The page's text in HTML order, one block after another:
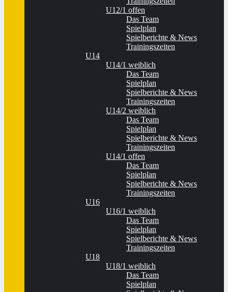
U12/1 offen
Das Team
Spielplan
Spielberichte & News
Trainingszeiten
U14
U14/1 weiblich
Das Team
Spielplan
Spielberichte & News
Trainingszeiten
U14/2 weiblich
Das Team
Spielplan
Spielberichte & News
Trainingszeiten
U14/1 offen
Das Team
Spielplan
Spielberichte & News
Trainingszeiten
U16
U16/1 weiblich
Das Team
Spielplan
Spielberichte & News
Trainingszeiten
U18
U18/1 weiblich
Das Team
Spielplan